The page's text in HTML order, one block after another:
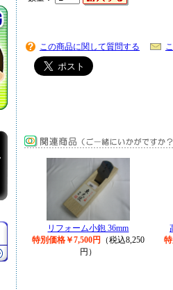
この商品に関して質問する
リフォーム小鉋 36mm
特別価格￥7,500円
（税込8,250
円）